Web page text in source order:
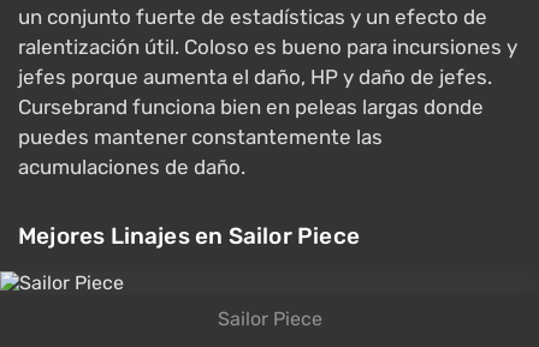
un conjunto fuerte de estadísticas y un efecto de
ralentización útil. Coloso es bueno para incursiones y
jefes porque aumenta el daño, HP y daño de jefes.
Cursebrand funciona bien en peleas largas donde
puedes mantener constantemente las
acumulaciones de daño.
Mejores Linajes en Sailor Piece
Sailor Piece